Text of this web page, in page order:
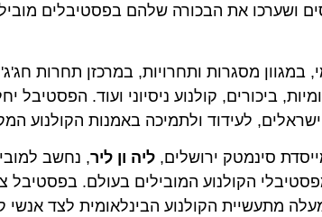
את הבכורה שלהם בפסטיבלים מובילים
מסגרות ותחרויות, במרכזן תחרות חג'ג'
ביכורים, קולנוע ניסיוני ועוד. הפסטיבל
לעידוד ולתמיכה באמנות הקולנוע
סינמטק ירושלים,ליה ון ליר , נחשב למוביל,
מתעשיית הקולנוע הבינלאומית לצד אנשי